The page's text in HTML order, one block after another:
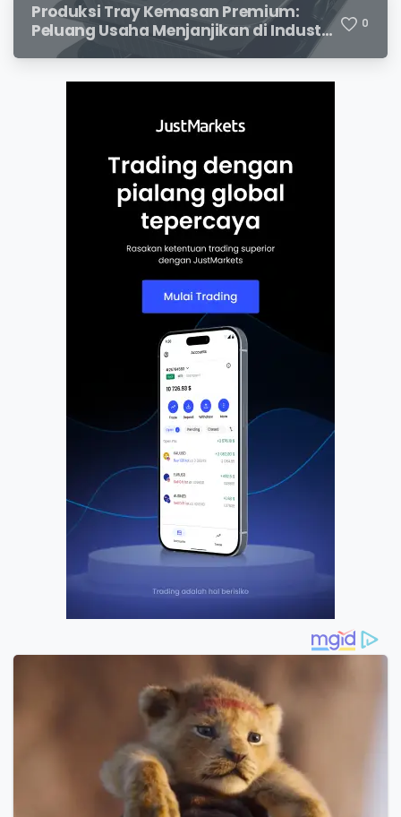
Produksi Tray Kemasan Premium:
Peluang Usaha Menjanjikan di Industri
Packaging Modern
0